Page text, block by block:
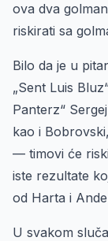
ova dva
riskirati sa
Bilo da je u
„Sent Luis
Panterz“
kao i
— timovi će
iste rezultate
od Harta i
U svakom